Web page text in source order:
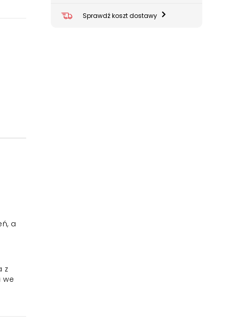
a
z
we
Sprawdź koszt dostawy